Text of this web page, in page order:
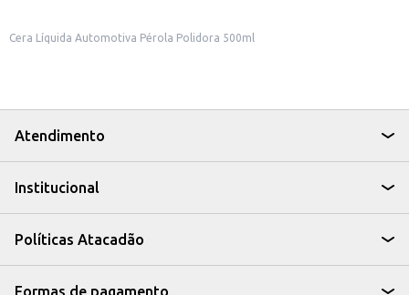
Cera Líquida Automotiva Pérola Polidora 500ml
Atendimento
Institucional
Políticas Atacadão
Formas de pagamento